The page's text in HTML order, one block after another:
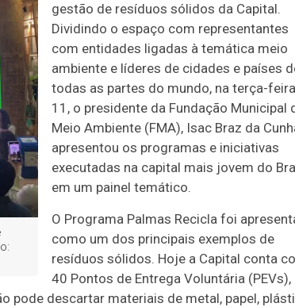
gestão de resíduos sólidos da Capital.
Dividindo o espaço com representantes
com entidades ligadas à temática meio
ambiente e líderes de cidades e países
todas as partes do mundo, na terça-
11, o presidente da Fundação Municipal
Meio Ambiente (FMA), Isac Braz da
apresentou os programas e iniciativas
executadas na capital mais jovem do
em um painel temático.
O Programa Palmas Recicla foi
como um dos principais exemplos de
resíduos sólidos. Hoje a Capital conta
40 Pontos de Entrega Voluntária (PEVs),
pode descartar materiais de metal, papel,